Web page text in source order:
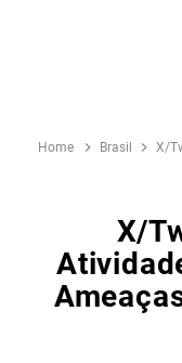
Home Brasil X/
X/